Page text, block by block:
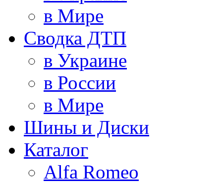
в Мире
Сводка ДТП
в Украине
в России
в Мире
Шины и Диски
Каталог
Alfa Romeo